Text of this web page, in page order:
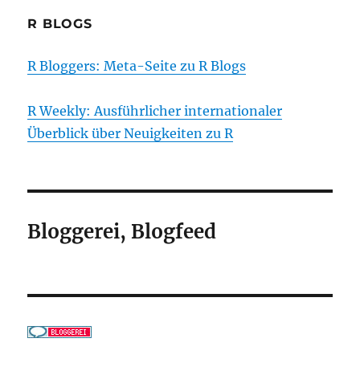
R BLOGS
R Bloggers: Meta-Seite zu R Blogs
R Weekly: Ausführlicher internationaler
Überblick über Neuigkeiten zu R
Bloggerei, Blogfeed